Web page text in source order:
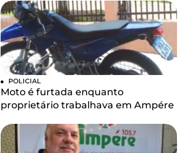
POLICIAL
Moto é furtada enquanto
proprietário trabalhava em Ampére